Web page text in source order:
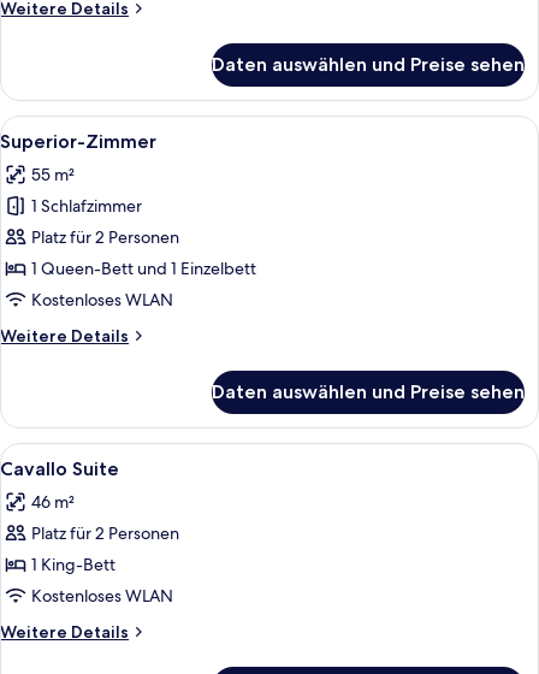
Weitere Details
Weitere
Zimmer
Daten auswählen und Preise sehen
Alle
Fotos
für
Superior-
Zimmer
anzeigen
Ein modernes Wohnzimmer mit
6
Superior-Zimmer
55 m²
1 Schlafzimmer
Platz für 2 Personen
1 Queen-Bett und 1 Einzelbett
Kostenloses WLAN
Weitere Details
Weitere
Zimmer
Daten auswählen und Preise sehen
Alle
Fotos
für
Cavallo
Suite
anzeigen
Ein modernes Schlafzimmer mit
10
Cavallo Suite
46 m²
Platz für 2 Personen
1 King-Bett
Kostenloses WLAN
Weitere Details
Weitere